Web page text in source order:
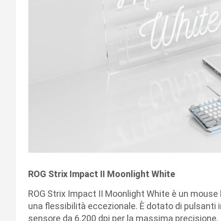
ROG Strix Impact II Moonlight White
ROG Strix Impact II Moonlight White è un
una flessibilità eccezionale. È dotato di pulsanti
sensore da 6.200 dpi per la massima